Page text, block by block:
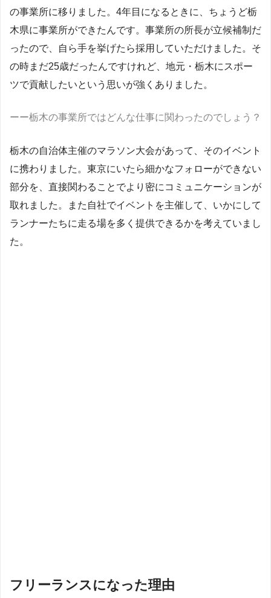
の事業所に移りました。4年目になるときに、ちょうど栃
木県に事業所ができたんです。事業所の所長が立候補制だ
ったので、自ら手を挙げたら採用していただけました。そ
の時まだ25歳だったんですけれど、地元・栃木にスポー
ツで貢献したいという思いが強くありました。
ーー栃木の事業所ではどんな仕事に関わったのでしょう？
栃木の自治体主催のマラソン大会があって、そのイベント
に携わりました。東京にいたら細かなフォローができない
部分を、直接関わることでより密にコミュニケーションが
取れました。また自社でイベントを主催して、いかにして
ランナーたちに走る場を多く提供できるかを考えていまし
た。
フリーランスになった理由